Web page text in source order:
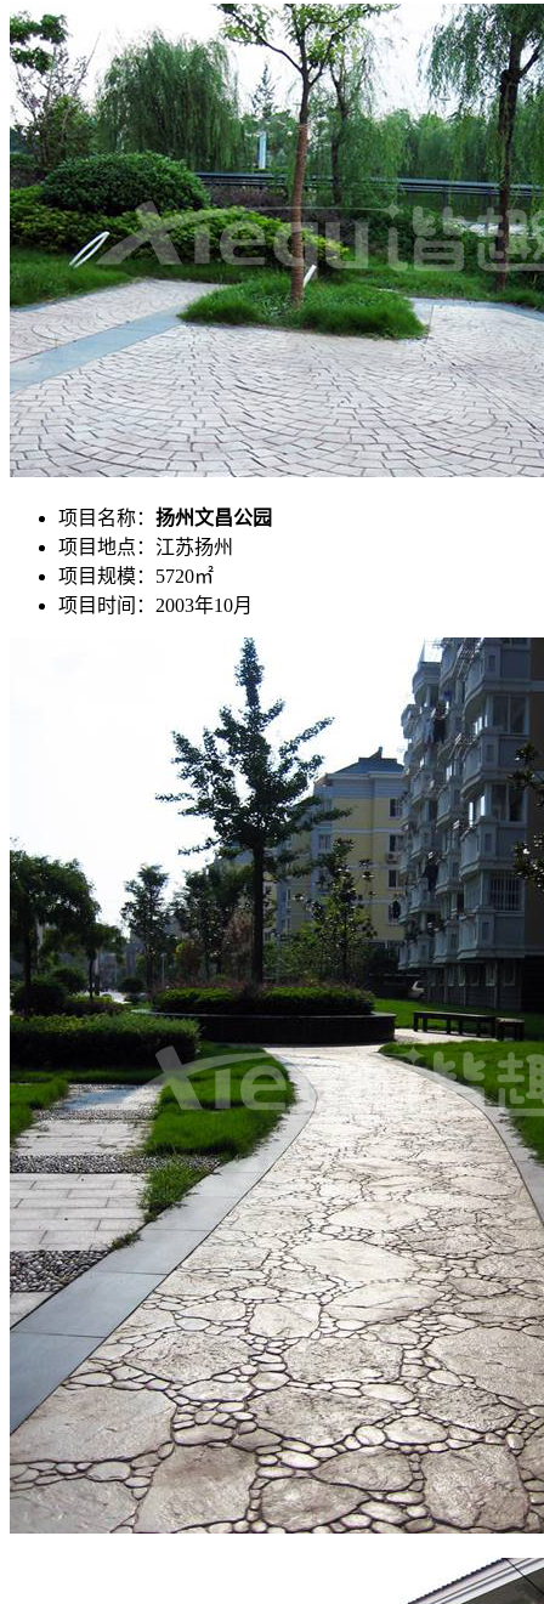
项目名称： 扬州文昌公园
项目地点：江苏扬州
项目规模：5720㎡
项目时间：2003年10月